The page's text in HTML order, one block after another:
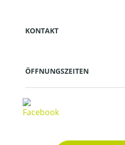
KONTAKT
ÖFFNUNGSZEITEN